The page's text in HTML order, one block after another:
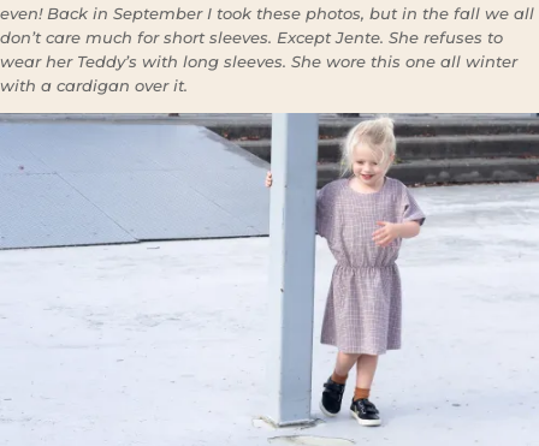
even! Back in September I took these photos, but in the fall we all
don’t care much for short sleeves. Except Jente. She refuses to
wear her Teddy’s with long sleeves. She wore this one all winter
with a cardigan over it.